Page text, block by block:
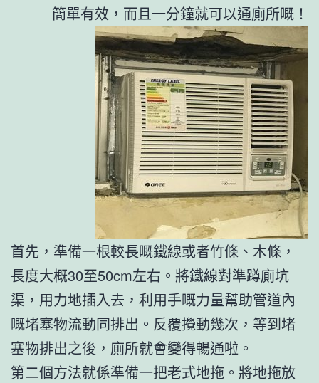
簡單有效，而且一分鐘就可以通廁所嘅！
首先，準備一根較長嘅鐵線或者竹條、木條，
長度大概30至50cm左右。將鐵線對準蹲廁坑
渠，用力地插入去，利用手嘅力量幫助管道內
嘅堵塞物流動同排出。反覆攪動幾次，等到堵
塞物排出之後，廁所就會變得暢通啦。
第二個方法就係準備一把老式地拖。將地拖放